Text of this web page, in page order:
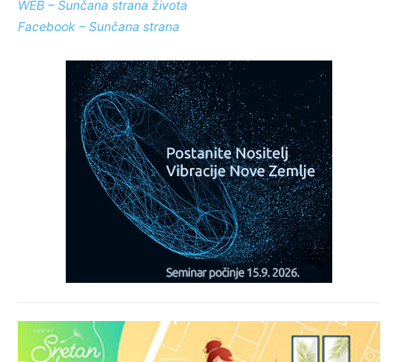
WEB – Sunčana strana života
Facebook – Sunčana strana